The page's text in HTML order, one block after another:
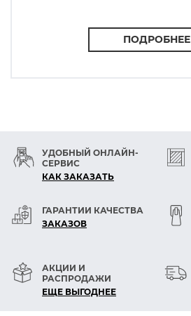
ПОДРОБНЕЕ
УДОБНЫЙ ОНЛАЙН-
СЕРВИС
КАК ЗАКАЗАТЬ
ГАРАНТИИ КАЧЕСТВА
ЗАКАЗОВ
АКЦИИ И
РАСПРОДАЖИ
ЕЩЕ ВЫГОДНЕЕ